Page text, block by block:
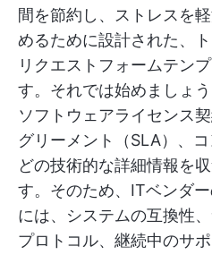
間を節約し、ストレスを
めるために設計された、
リクエストフォームテン
す。それでは始めましょ
ソフトウェアライセンス
グリーメント（SLA）、
どの技術的な詳細情報を
す。そのため、ITベンダ
には、システムの互換性
プロトコル、継続中のサ